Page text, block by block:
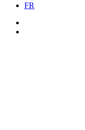
FR